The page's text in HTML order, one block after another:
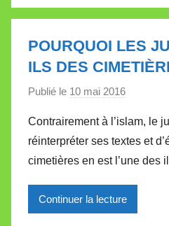
a
l
e
POURQUOI LES
ILS DES
Publié le 10 mai 2016
r
M
i
r
e
Contrairement à l’islam, le
réinterpréter ses textes et
cimetières en est l’une des
Continuer la lecture